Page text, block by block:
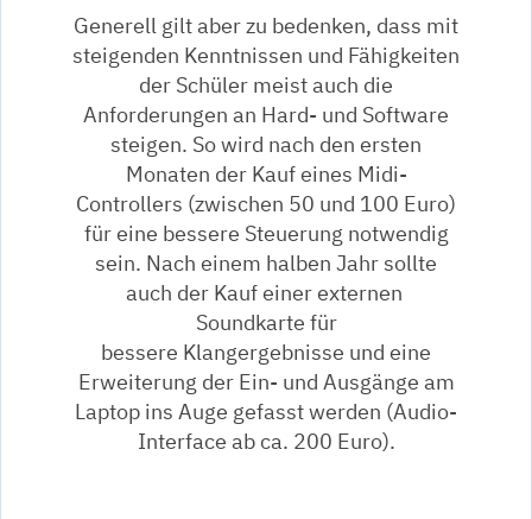
Generell gilt aber zu bedenken, dass mit
steigenden Kenntnissen und Fähigkeiten
der Schüler meist auch die
Anforderungen an Hard- und Software
steigen. So wird nach den ersten
Monaten der Kauf eines Midi-
Controllers (zwischen 50 und 100 Euro)
für eine bessere Steuerung notwendig
sein. Nach einem halben Jahr sollte
auch der Kauf einer externen
Soundkarte für
bessere Klangergebnisse und eine
Erweiterung der Ein- und Ausgänge am
Laptop ins Auge gefasst werden (Audio-
Interface ab ca. 200 Euro).